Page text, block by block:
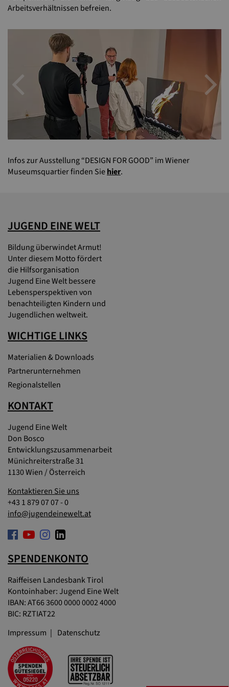
Arbeitsverhältnissen befreien.
Previous
Infos zur Ausstellung “DESIGN FOR GOOD” im Wiener
Museumsquartier finden Siehier.
JUGEND EINE WELT
Bildung überwindet Armut!
Unter diesem Motto fördert
die Hilfsorganisation
Jugend Eine Welt bessere
Lebensperspektiven von
benachteiligten Kindern und
Jugendlichen weltweit.
WICHTIGE LINKS
Materialien & Downloads
Partnerunternehmen
Regionalstellen
KONTAKT
Jugend Eine Welt
Don Bosco
Entwicklungszusammenarbeit
Münichreiterstraße 31
1130 Wien / Österreich
Kontaktieren Sie uns
+43 1 879 07 07 - 0
info@jugendeinewelt.at
SPENDENKONTO
Raiffeisen Landesbank Tirol
Kontoinhaber: Jugend Eine Welt
IBAN: AT66 3600 0000 0002 4000
BIC: RZTIAT22
Impressum
Datenschutz